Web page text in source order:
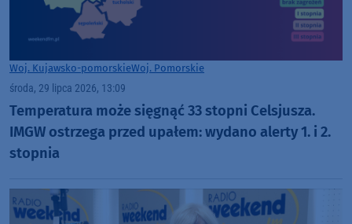
Woj. Kujawsko-pomorskieWoj. Pomorskie
środa, 29 lipca 2026, 13:09
Temperatura może sięgnąć 33 stopni Celsjusza.
IMGW ostrzega przed upałem: wydano alerty 1. i 2.
stopnia